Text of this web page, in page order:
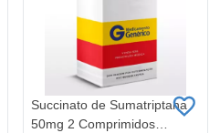
Succinato de Sumatriptana
50mg 2 Comprimidos